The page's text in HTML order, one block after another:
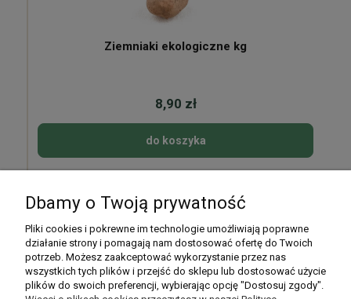
Ziemniaki ekologiczne kg
8,90 zł
do koszyka
Moje konto
Dbamy o Twoją prywatność
Pliki cookies i pokrewne im technologie umożliwiają poprawne
działanie strony i pomagają nam dostosować ofertę do Twoich
potrzeb. Możesz zaakceptować wykorzystanie przez nas
wszystkich tych plików i przejść do sklepu lub dostosować użycie
plików do swoich preferencji, wybierając opcję "Dostosuj zgody".